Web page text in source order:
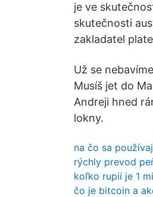
je ve
skutečnosti
zakladatel
Už se
Musíš jet do
Andreji hned
lokny.
na čo sa
rýchly prevod
koľko rupií je 1
čo je bitcoin a